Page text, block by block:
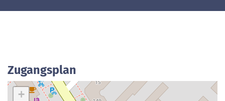
Zugangsplan
+